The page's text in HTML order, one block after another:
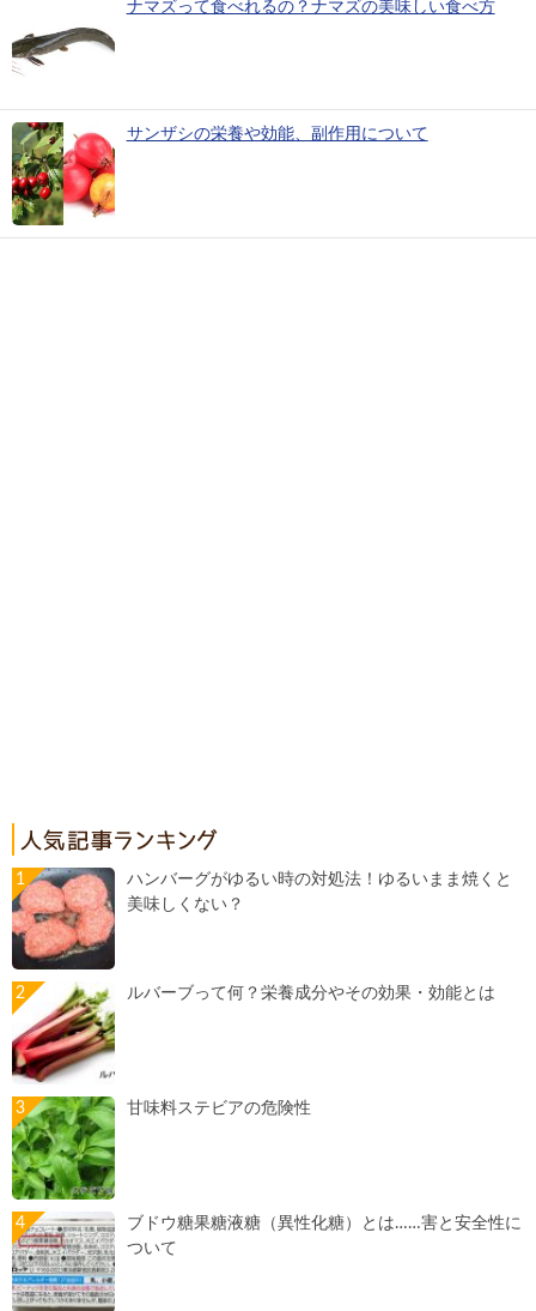
ナマズって食べれるの？ナマズの美味しい食べ方
サンザシの栄養や効能、副作用について
ハンバーグがゆるい時の対処法！ゆるいまま焼くと
美味しくない？
ルバーブって何？栄養成分やその効果・効能とは
甘味料ステビアの危険性
ブドウ糖果糖液糖（異性化糖）とは……害と安全性に
ついて